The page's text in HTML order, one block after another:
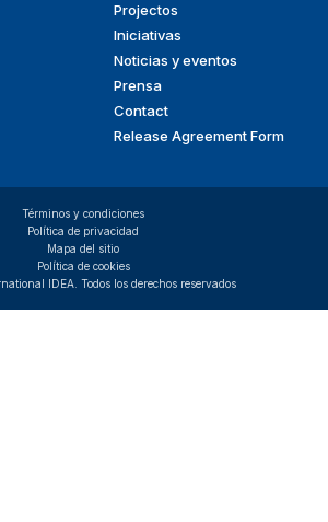
Projectos
Iniciativas
Noticias y eventos
Prensa
Contact
Release Agreement Form
IDEA. Todos los derechos reservados
Términos y condiciones
Política de privacidad
Mapa del sitio
Política de cookies